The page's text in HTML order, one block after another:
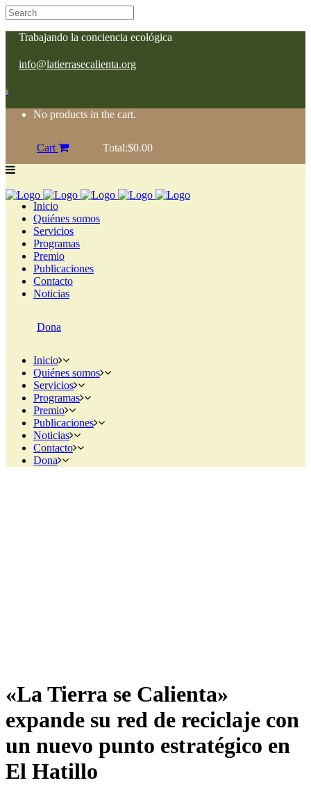
Trabajando la conciencia ecológica
info@latierrasecalienta.org
0
No products in the cart.
Cart Total:$0.00
Inicio
Quiénes somos
Servicios
Programas
Premio
Publicaciones
Contacto
Noticias
Dona
Inicio
Quiénes somos
Servicios
Programas
Premio
Publicaciones
Noticias
Contacto
Dona
«La Tierra se Calienta»
expande su red de reciclaje con
un nuevo punto estratégico en
El Hatillo